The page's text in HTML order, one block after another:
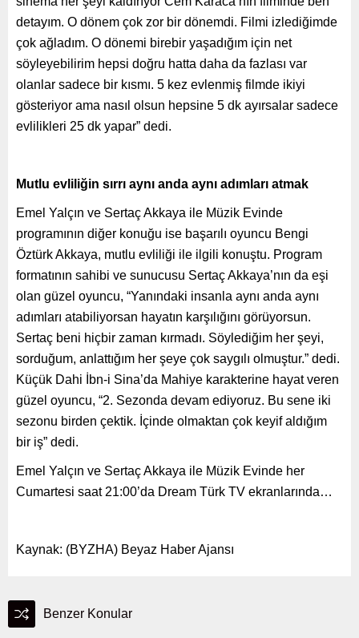
detayım. O dönem çok zor bir dönemdi. Filmi izlediğimde
çok ağladım. O dönemi birebir yaşadığım için net
söyleyebilirim hepsi doğru hatta daha da fazlası var
olanlar sadece bir kısmı. 5 kez evlenmiş filmde ikiyi
gösteriyor ama nasıl olsun hepsine 5 dk ayırsalar sadece
evlilikleri 25 dk yapar” dedi.
Mutlu evliliğin sırrı aynı anda aynı adımları atmak
Emel Yalçın ve Sertaç Akkaya ile Müzik Evinde
programının diğer konuğu ise başarılı oyuncu Bengi
Öztürk Akkaya, mutlu evliliği ile ilgili konuştu. Program
formatının sahibi ve sunucusu Sertaç Akkaya’nın da eşi
olan güzel oyuncu, “Yanındaki insanla aynı anda aynı
adımları atabiliyorsan hayatın karşılığını görüyorsun.
Sertaç beni hiçbir zaman kırmadı. Söylediğim her şeyi,
sorduğum, anlattığım her şeye çok saygılı olmuştur.” dedi.
Küçük Dahi İbn-i Sina’da Mahiye karakterine hayat veren
güzel oyuncu, “2. Sezonda devam ediyoruz. Bu sene iki
sezonu birden çektik. İçinde olmaktan çok keyif aldığım
bir iş” dedi.
Emel Yalçın ve Sertaç Akkaya ile Müzik Evinde her
Cumartesi saat 21:00’da Dream Türk TV ekranlarında…
Kaynak: (BYZHA) Beyaz Haber Ajansı
Benzer Konular